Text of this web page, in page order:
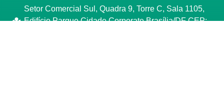
Setor Comercial Sul, Quadra 9, Torre C, Sala 1105,
Edifício Parque Cidade Corporate Brasília/DF CEP: